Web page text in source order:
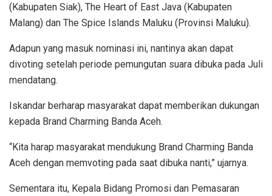
(Kabupaten Siak), The Heart of East Java (Kabupaten
Malang) dan The Spice Islands Maluku (Provinsi Maluku).
Adapun yang masuk nominasi ini, nantinya akan dapat
divoting setelah periode pemungutan suara dibuka pada Juli
mendatang.
Iskandar berharap masyarakat dapat memberikan dukungan
kepada Brand Charming Banda Aceh.
“Kita harap masyarakat mendukung Brand Charming Banda
Aceh dengan memvoting pada saat dibuka nanti,” ujarnya.
Sementara itu, Kepala Bidang Promosi dan Pemasaran